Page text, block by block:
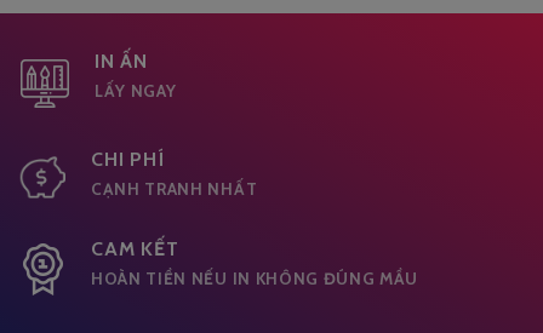
IN ẤN
LẤY NGAY
CHI PHÍ
CẠNH TRANH NHẤT
CAM KẾT
HOÀN TIỀN NẾU IN KHÔNG ĐÚNG MẦU